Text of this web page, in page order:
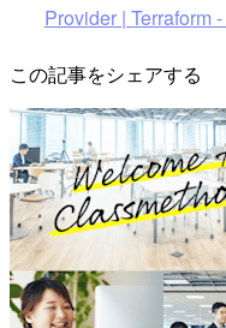
Provider | Terraform
この記事をシェアする